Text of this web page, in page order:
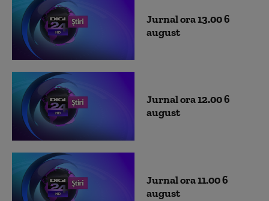
Jurnal ora 13.00 6
august
Jurnal ora 12.00 6
august
Jurnal ora 11.00 6
august